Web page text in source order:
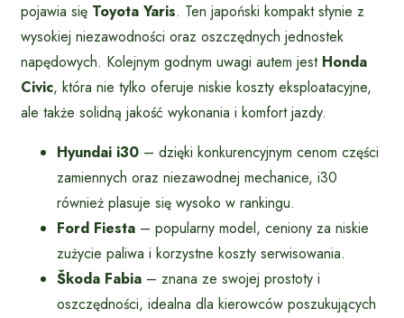
pojawia się Toyota Yaris. Ten japoński kompakt słynie z
wysokiej niezawodności oraz oszczędnych jednostek
napędowych. Kolejnym godnym uwagi autem jest Honda
Civic, która nie tylko oferuje niskie koszty eksploatacyjne,
ale także solidną jakość wykonania i komfort jazdy.
Hyundai i30 – dzięki konkurencyjnym cenom części
zamiennych oraz niezawodnej mechanice, i30
również plasuje się wysoko w rankingu.
Ford Fiesta – popularny model, ceniony za niskie
zużycie paliwa i korzystne koszty serwisowania.
Škoda Fabia – znana ze swojej prostoty i
oszczędności, idealna dla kierowców poszukujących